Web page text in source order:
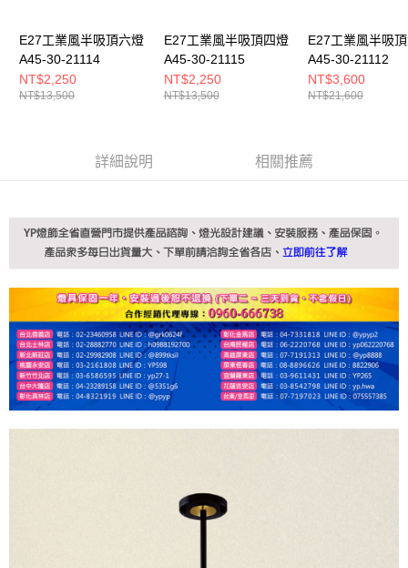
任。
４．使用「AFTEE先享後付」時，將依據個別帳號之用戶狀況，依本公司即
時審查核予不同之上限額度；若仍有額度不足之情形，本公司將視審查結果
請求用戶進行身份認證。
E27工業風半吸頂六燈
A45-30-21114
NT$2,250
NT$13,500
E27工業風半吸頂四燈
A45-30-21115
NT$2,250
NT$13,500
E27工業風半吸
A45-30-21112
NT$3,600
NT$21,600
詳細說明 相關推薦